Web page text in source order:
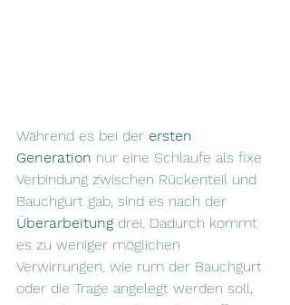
Während es bei der ersten
Generation nur eine Schlaufe als fixe
Verbindung zwischen Rückenteil und
Bauchgurt gab, sind es nach der
Überarbeitung drei. Dadurch kommt
es zu weniger möglichen
Verwirrungen, wie rum der Bauchgurt
oder die Trage angelegt werden soll,